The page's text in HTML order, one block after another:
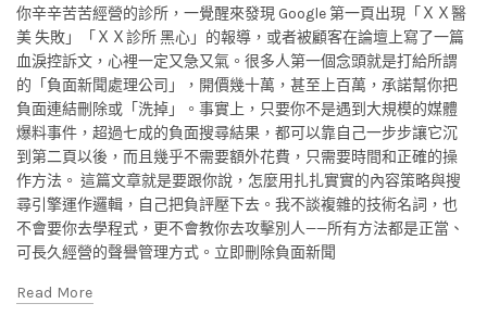
你辛辛苦苦經營的診所，一覺醒來發現 Google 第一頁出現「ＸＸ醫
美 失敗」「ＸＸ診所 黑心」的報導，或者被顧客在論壇上寫了一篇
血淚控訴文，心裡一定又急又氣。很多人第一個念頭就是打給所謂
的「負面新聞處理公司」，開價幾十萬，甚至上百萬，承諾幫你把
負面連結刪除或「洗掉」。事實上，只要你不是遇到大規模的媒體
爆料事件，超過七成的負面搜尋結果，都可以靠自己一步步讓它沉
到第二頁以後，而且幾乎不需要額外花費，只需要時間和正確的操
作方法。 這篇文章就是要跟你說，怎麼用扎扎實實的內容策略與搜
尋引擎運作邏輯，自己把負評壓下去。我不談複雜的技術名詞，也
不會要你去學程式，更不會教你去攻擊別人——所有方法都是正當、
可長久經營的聲譽管理方式。立即刪除負面新聞
Read More